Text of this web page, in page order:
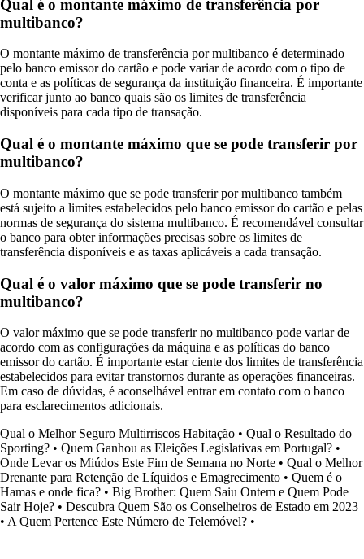
Qual é o montante máximo de transferência por
multibanco?
O montante máximo de transferência por multibanco é determinado
pelo banco emissor do cartão e pode variar de acordo com o tipo de
conta e as políticas de segurança da instituição financeira. É importante
verificar junto ao banco quais são os limites de transferência
disponíveis para cada tipo de transação.
Qual é o montante máximo que se pode transferir por
multibanco?
O montante máximo que se pode transferir por multibanco também
está sujeito a limites estabelecidos pelo banco emissor do cartão e pelas
normas de segurança do sistema multibanco. É recomendável consultar
o banco para obter informações precisas sobre os limites de
transferência disponíveis e as taxas aplicáveis a cada transação.
Qual é o valor máximo que se pode transferir no
multibanco?
O valor máximo que se pode transferir no multibanco pode variar de
acordo com as configurações da máquina e as políticas do banco
emissor do cartão. É importante estar ciente dos limites de transferência
estabelecidos para evitar transtornos durante as operações financeiras.
Em caso de dúvidas, é aconselhável entrar em contato com o banco
para esclarecimentos adicionais.
Qual o Melhor Seguro Multirriscos Habitação • Qual o Resultado do
Sporting? • Quem Ganhou as Eleições Legislativas em Portugal? •
Onde Levar os Miúdos Este Fim de Semana no Norte • Qual o Melhor
Drenante para Retenção de Líquidos e Emagrecimento • Quem é o
Hamas e onde fica? • Big Brother: Quem Saiu Ontem e Quem Pode
Sair Hoje? • Descubra Quem São os Conselheiros de Estado em 2023
• A Quem Pertence Este Número de Telemóvel? •